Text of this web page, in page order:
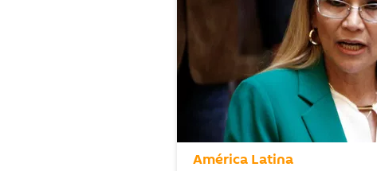
América Latina